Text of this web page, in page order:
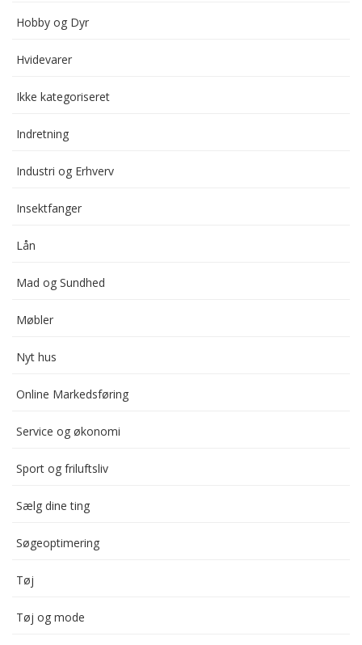
Hobby og Dyr
Hvidevarer
Ikke kategoriseret
Indretning
Industri og Erhverv
Insektfanger
Lån
Mad og Sundhed
Møbler
Nyt hus
Online Markedsføring
Service og økonomi
Sport og friluftsliv
Sælg dine ting
Søgeoptimering
Tøj
Tøj og mode